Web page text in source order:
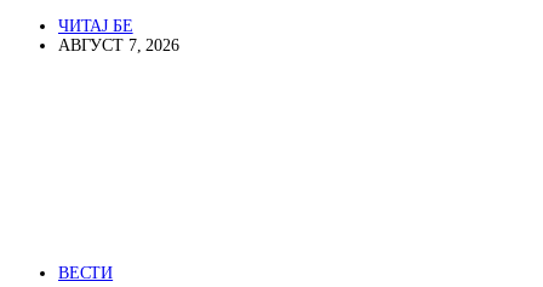
ЧИТАЈ БЕ
АВГУСТ 7, 2026
ВЕСТИ